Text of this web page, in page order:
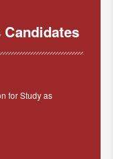
for Study as